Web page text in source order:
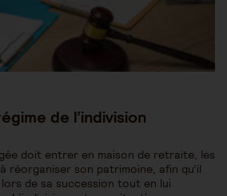
de l’indivision
doit entrer en maison de retraite, les
réorganiser son patrimoine, afin qu’il
de sa succession tout en lui